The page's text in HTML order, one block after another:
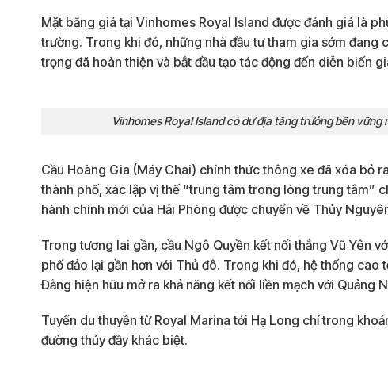
Mặt bằng giá tại Vinhomes Royal Island được đánh giá là
trường. Trong khi đó, những nhà đầu tư tham gia sớm đang
trọng đã hoàn thiện và bắt đầu tạo tác động đến diễn biến
Vinhomes Royal Island có dư địa tăng trưởng bền
Cầu Hoàng Gia (Máy Chai) chính thức thông xe đã xóa bỏ
thành phố, xác lập vị thế “trung tâm trong lòng trung tâm”
hành chính mới của Hải Phòng được chuyển về Thủy
Trong tương lai gần, cầu Ngô Quyền kết nối thẳng Vũ Yên
phố đảo lại gần hơn với Thủ đô. Trong khi đó, hệ thống cao
Đằng hiện hữu mở ra khả năng kết nối liền mạch với Quảng
Tuyến du thuyền từ Royal Marina tới Hạ Long chỉ trong
đường thủy đầy khác biệt.